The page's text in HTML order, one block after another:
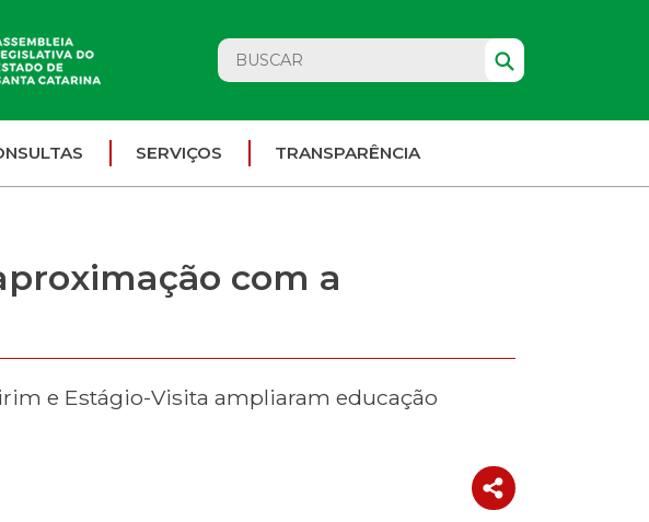
SERVIÇOS TRANSPARÊNCIA
com a
e Estágio-Visita ampliaram educação